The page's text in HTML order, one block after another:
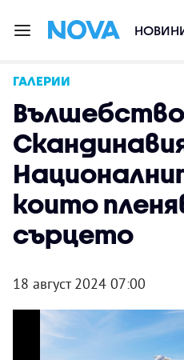
ГАЛЕРИИ
които
сърцето
18 август 2024 07:00